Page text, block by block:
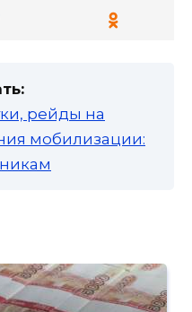
рейды на
мобилизации: